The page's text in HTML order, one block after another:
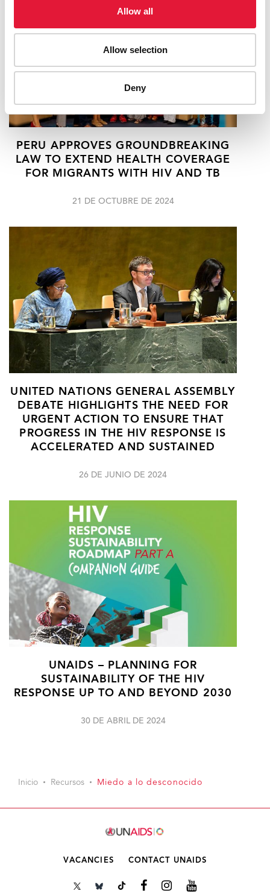
Allow all
Allow selection
Deny
PERU APPROVES GROUNDBREAKING
LAW TO EXTEND HEALTH COVERAGE
FOR MIGRANTS WITH HIV AND TB
21 DE OCTUBRE DE 2024
UNITED NATIONS GENERAL ASSEMBLY
DEBATE HIGHLIGHTS THE NEED FOR
URGENT ACTION TO ENSURE THAT
PROGRESS IN THE HIV RESPONSE IS
ACCELERATED AND SUSTAINED
26 DE JUNIO DE 2024
UNAIDS – PLANNING FOR
SUSTAINABILITY OF THE HIV
RESPONSE UP TO AND BEYOND 2030
30 DE ABRIL DE 2024
Inicio Recursos Miedo a lo desconocido
VACANCIES CONTACT UNAIDS